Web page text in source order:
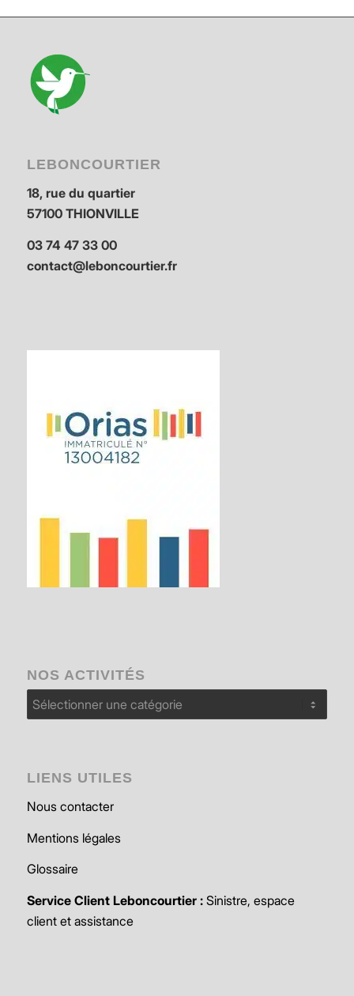
LEBONCOURTIER
18, rue du quartier
57100 THIONVILLE
03 74 47 33 00
contact@leboncourtier.fr
NOS ACTIVITÉS
Nos
activités
LIENS UTILES
Nous contacter
Mentions légales
Glossaire
Service Client Leboncourtier :Sinistre, espace
client et assistance